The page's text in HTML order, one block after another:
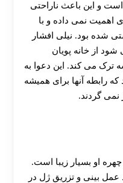
و این باعث ناراحتی
اهمیت نمی داده و با
شده بود. نیلی افشار
از خانه پویان
ترک می‌ کند. این دعوا به
رابطه آنها برای همیشه
نمی گردند‌.
چهره او بسیار زیبا است.
عمل بینی و تزریق ژل در